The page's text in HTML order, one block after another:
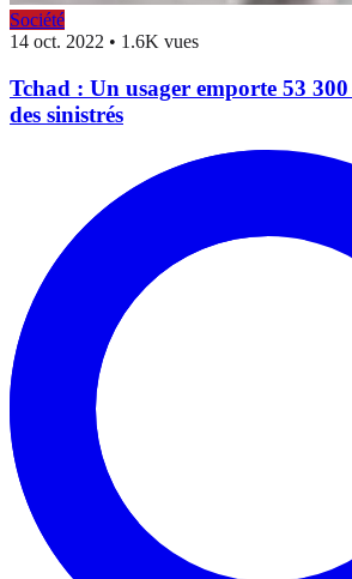
Société
14 oct. 2022 • 1.6K vues
Tchad : Un usager emporte 53
des sinistrés